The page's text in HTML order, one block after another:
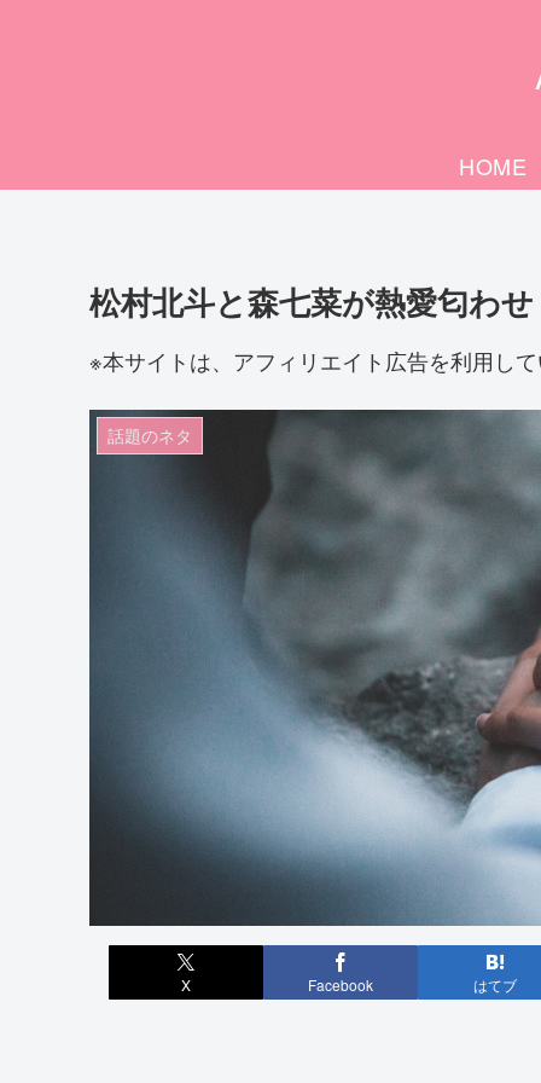
HOME
松村北斗と森七菜が熱愛匂わ
※本サイトは、アフィリエイト広告を利用し
話題のネタ
X Facebook はてブ